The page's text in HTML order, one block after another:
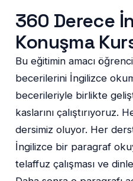
360 Derece
Konuşma
Bu eğitimin amacı
becerilerini İngilizce
becerileriyle birlikte
kaslarını çalıştırıyoruz.
dersimiz oluyor. Her
İngilizce bir paragraf
telaffuz çalışması ve